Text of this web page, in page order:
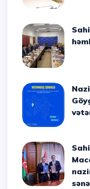
Sahil Babayev rumıniyalı
Nazir müavini Anar Əliyev
Sahil Babayev və